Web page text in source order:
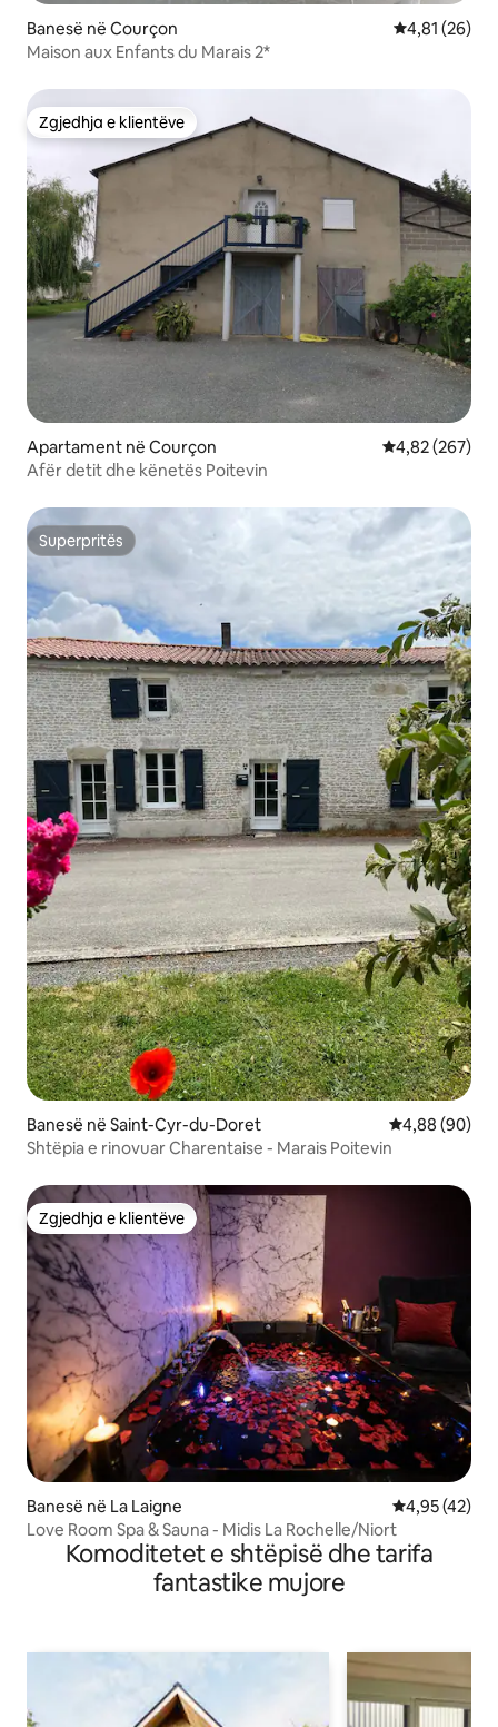
Banesë në Courçon Vlerësimi
4,81 (26)
Maison aux Enfants du Marais 2*
Zgjedhja e klientëve
Zgjedhja e klientëve
Apartament në Courçon Vlerësimi
4,82 (267)
Afër detit dhe kënetës Poitevin
Superpritës
Superpritës
Banesë në Saint-Cyr-du-Doret Vlerësimi
4,88 (90)
Shtëpia e rinovuar Charentaise - Marais Poitevin
Zgjedhja e klientëve
Zgjedhja e klientëve
Banesë në La Laigne Vlerësimi
4,95 (42)
Love Room Spa & Sauna - Midis La Rochelle/Niort
Komoditetet e shtëpisë dhe tarifa
fantastike mujore